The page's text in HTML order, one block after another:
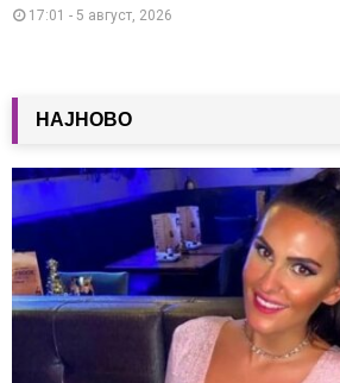
17:01 - 5 август, 2026
НАЈНОВО